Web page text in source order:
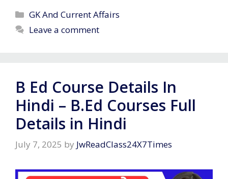
Categories
GK And Current Affairs
Leave a comment
B Ed Course Details In
Hindi – B.Ed Courses Full
Details in Hindi
July 7, 2025 by JwReadClass24X7Times